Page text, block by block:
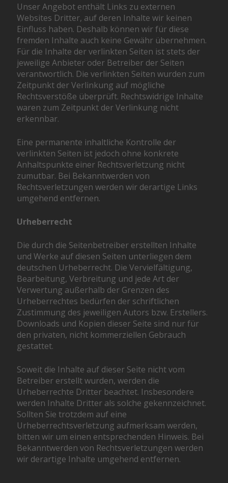
Unser Angebot enthält Links zu externen
Websites Dritter, auf deren Inhalte wir keinen
Einfluss haben. Deshalb können wir für diese
fremden Inhalte auch keine Gewähr übernehmen.
Für die Inhalte der verlinkten Seiten ist stets der
jeweilige Anbieter oder Betreiber der Seiten
verantwortlich. Die verlinkten Seiten wurden zum
Zeitpunkt der Verlinkung auf mögliche
Rechtsverstöße überprüft. Rechtswidrige Inhalte
waren zum Zeitpunkt der Verlinkung nicht
erkennbar.
Eine permanente inhaltliche Kontrolle der
verlinkten Seiten ist jedoch ohne konkrete
Anhaltspunkte einer Rechtsverletzung nicht
zumutbar. Bei Bekanntwerden von
Rechtsverletzungen werden wir derartige Links
umgehend entfernen.
Urheberrecht
Die durch die Seitenbetreiber erstellten Inhalte
und Werke auf diesen Seiten unterliegen dem
deutschen Urheberrecht. Die Vervielfältigung,
Bearbeitung, Verbreitung und jede Art der
Verwertung außerhalb der Grenzen des
Urheberrechtes bedürfen der schriftlichen
Zustimmung des jeweiligen Autors bzw. Erstellers.
Downloads und Kopien dieser Seite sind nur für
den privaten, nicht kommerziellen Gebrauch
gestattet.
Soweit die Inhalte auf dieser Seite nicht vom
Betreiber erstellt wurden, werden die
Urheberrechte Dritter beachtet. Insbesondere
werden Inhalte Dritter als solche gekennzeichnet.
Sollten Sie trotzdem auf eine
Urheberrechtsverletzung aufmerksam werden,
bitten wir um einen entsprechenden Hinweis. Bei
Bekanntwerden von Rechtsverletzungen werden
wir derartige Inhalte umgehend entfernen.